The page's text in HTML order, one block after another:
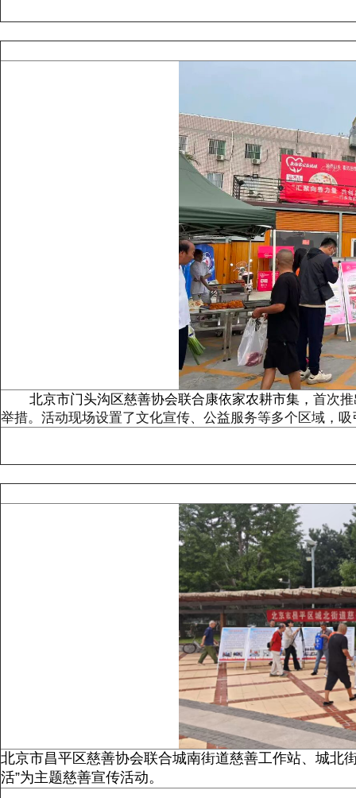
北京市门头沟区慈善协会联合康依家农耕市集， 首次
举措。活动现场设置了文化宣传、公益服务等多个区域，
北京市昌平区慈善协会联合城南街道慈善工作站、城北
活”为主题慈善宣传活动。